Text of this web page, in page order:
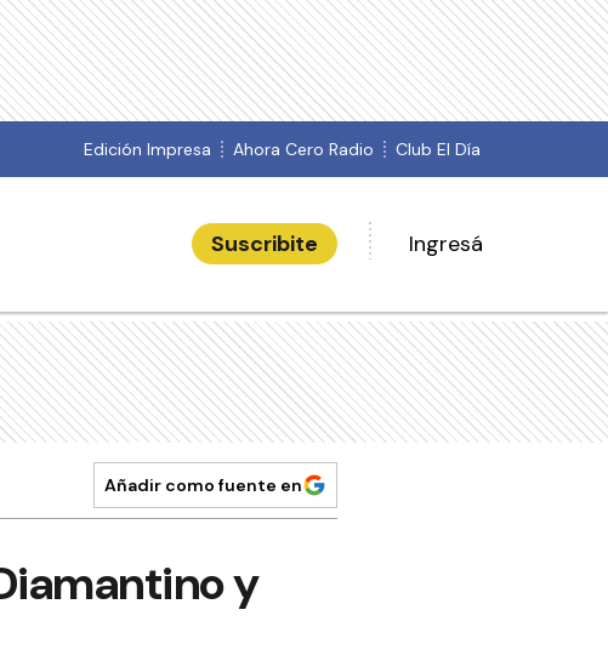
Edición Impresa Ahora Cero Radio Club El Día
Suscribite Ingresá
Añadir como fuente en
y